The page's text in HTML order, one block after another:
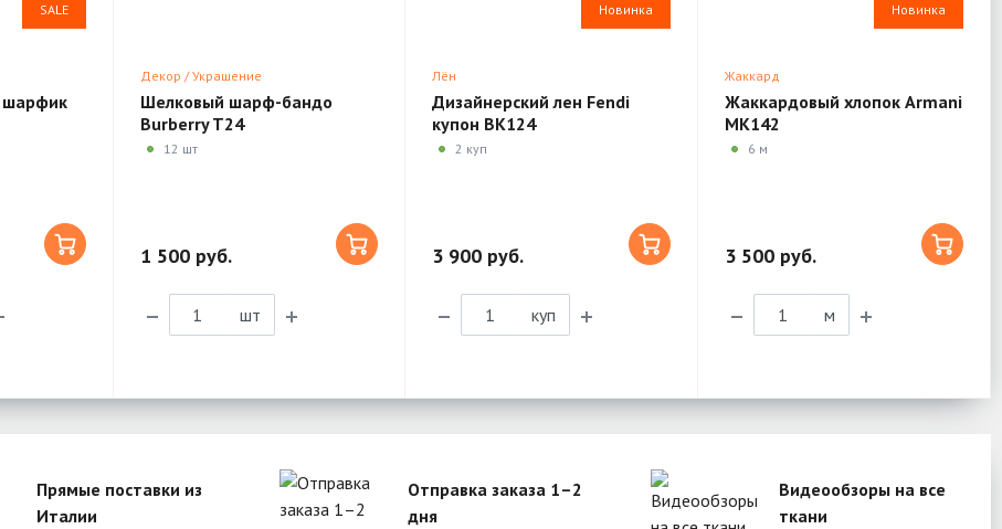
SALE
шарфик
Декор / Украшение
Шелковый шарф-бандо
Burberry T24
12 шт
1 500 руб.
шт
Новинка
Лён
Дизайнерский лен Fendi
купон BK124
2 куп
3 900 руб.
куп
Новинка
Жаккард
Жаккардовый хлопок Armani
MK142
6 м
3 500 руб.
м
Прямые поставки из
Италии
Отправка заказа 1–2
дня
Видеообзоры на все
ткани